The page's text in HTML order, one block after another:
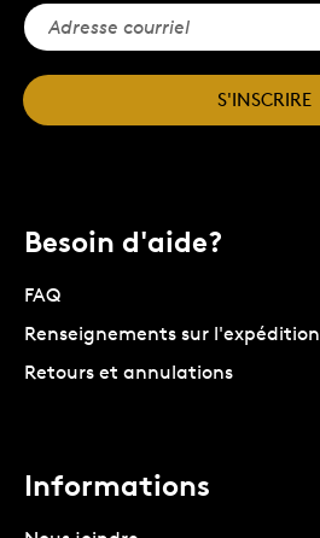
S'INSCRIRE
Besoin d'aide?
FAQ
Renseignements sur l'expédition
Retours et annulations
Informations